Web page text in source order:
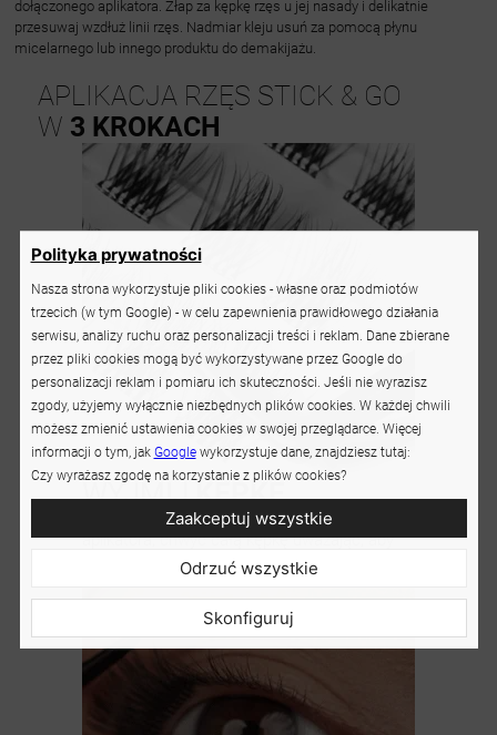
dołączonego aplikatora. Złap za kępkę rzęs u jej nasady i delikatnie
przesuwaj wzdłuż linii rzęs. Nadmiar kleju usuń za pomocą płynu
micelarnego lub innego produktu do demakijażu.
APLIKACJA RZĘS STICK & GO
W 3 KROKACH
WYJMIJKĘPKĘ
wyjmij kępkę z opakowania za pomocą
aplikatora, chwyć całą kępkę uważając, aby
nie uszkodzić warstwy kleju
Polityka prywatności
Nasza strona wykorzystuje pliki cookies - własne oraz podmiotów
trzecich (w tym Google) - w celu zapewnienia prawidłowego działania
serwisu, analizy ruchu oraz personalizacji treści i reklam. Dane zbierane
przez pliki cookies mogą być wykorzystywane przez Google do
personalizacji reklam i pomiaru ich skuteczności. Jeśli nie wyrazisz
zgody, użyjemy wyłącznie niezbędnych plików cookies. W każdej chwili
możesz zmienić ustawienia cookies w swojej przeglądarce. Więcej
informacji o tym, jak Googlewykorzystuje dane, znajdziesz tutaj:
Czy wyrażasz zgodę na korzystanie z plików cookies?
Zaakceptuj wszystkie
Odrzuć wszystkie
Skonfiguruj